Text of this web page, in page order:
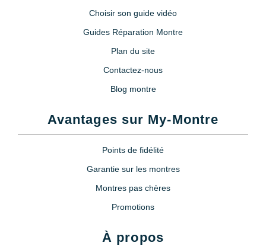
Choisir son guide vidéo
Guides Réparation Montre
Plan du site
Contactez-nous
Blog montre
Avantages sur My-Montre
Points de fidélité
Garantie sur les montres
Montres pas chères
Promotions
À propos